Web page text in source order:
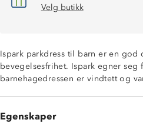
Velg butikk
Ispark parkdress til barn er en
bevegelsesfrihet. Ispark egner
barnehagedressen er vindtett og
Egenskaper
Vanntett (12 000 mm vannsøyle)
Refleksbånd
Avtagbare fotstropper
Fast, vattert fór Polypow 300
100% polyester